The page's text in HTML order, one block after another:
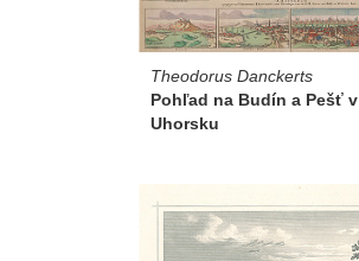
Theodorus Danckerts
Pohľad na Budín a Pešť v
Uhorsku